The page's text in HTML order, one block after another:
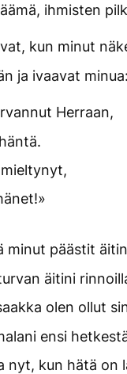
ihmisten
kun minut
ja ivaavat minua:
Herraan,
minut päästit
äitini
olen ollut
ensi
nyt, kun hätä on